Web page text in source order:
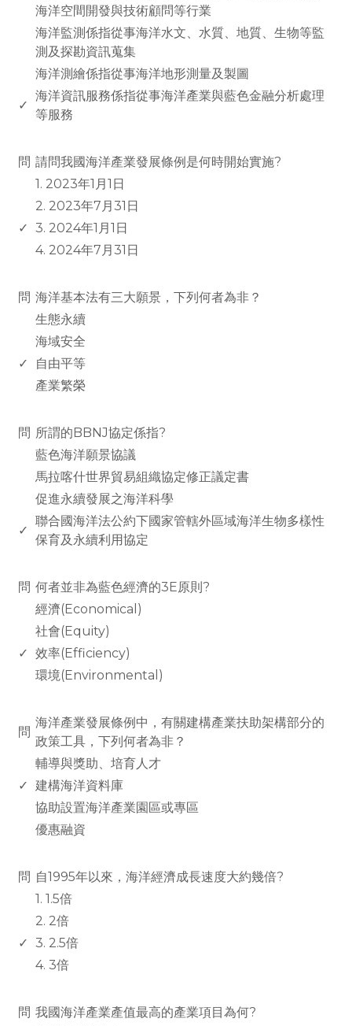
海洋空間開發與技術顧問等行業
海洋監測係指從事海洋水文、水質、地質、生物等監
測及探勘資訊蒐集
海洋測繪係指從事海洋地形測量及製圖
✓
海洋資訊服務係指從事海洋產業與藍色金融分析處理
等服務
問 請問我國海洋產業發展條例是何時開始實施?
1. 2023年1月1日
2. 2023年7月31日
✓ 3. 2024年1月1日
4. 2024年7月31日
問 海洋基本法有三大願景，下列何者為非？
生態永續
海域安全
✓
自由平等
產業繁榮
問 所謂的BBNJ協定係指?
藍色海洋願景協議
馬拉喀什世界貿易組織協定修正議定書
促進永續發展之海洋科學
✓
聯合國海洋法公約下國家管轄外區域海洋生物多樣性
保育及永續利用協定
問 何者並非為藍色經濟的3E原則?
經濟(Economical)
社會(Equity)
✓ 效率(Efficiency)
環境(Environmental)
問
海洋產業發展條例中，有關建構產業扶助架構部分的
政策工具，下列何者為非？
輔導與獎助、培育人才
✓ 建構海洋資料庫
協助設置海洋產業園區或專區
優惠融資
問 自1995年以來，海洋經濟成長速度大約幾倍?
1. 1.5倍
2. 2倍
✓ 3. 2.5倍
4. 3倍
問 我國海洋產業產值最高的產業項目為何?